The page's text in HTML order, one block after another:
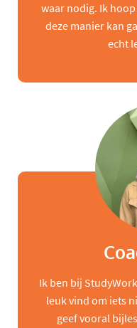
waar nodig. Ik
deze manier kan
echt
Ik ben bij
leuk vind om iets
geef vooral